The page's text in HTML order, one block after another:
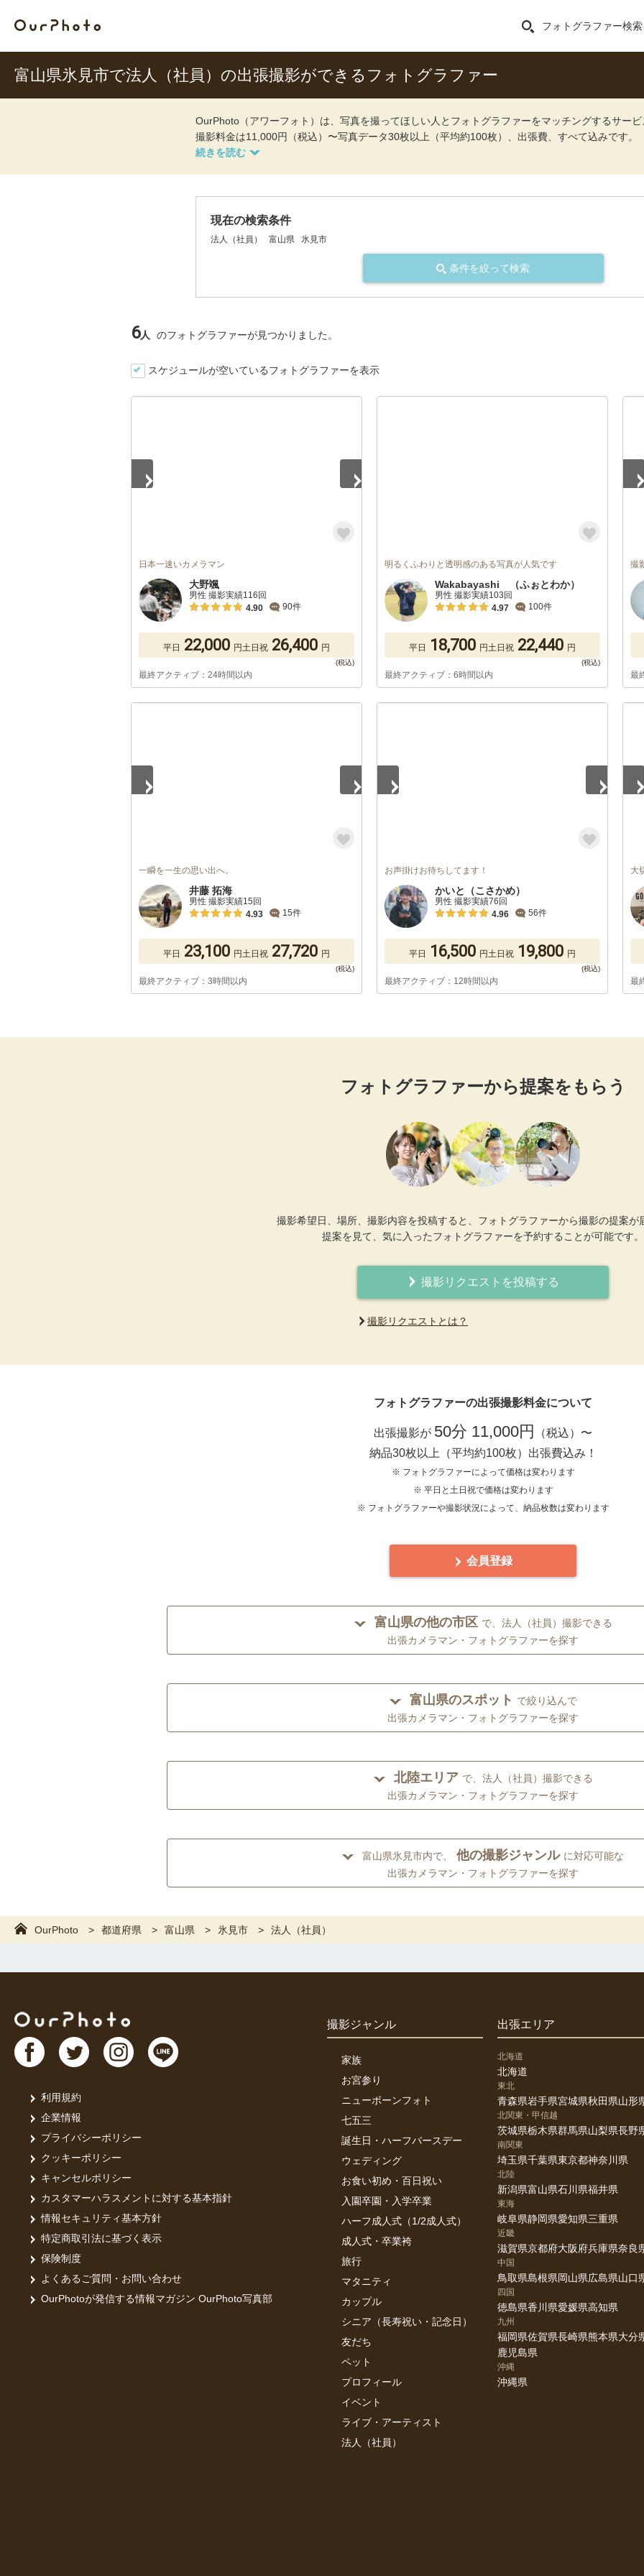
フォトグラファー検索
富山県氷見市で法人（社員）の出張撮影ができるフォトグラファー
OurPhoto（アワーフォト）は、写真を撮ってほしい人とフォトグラファーをマッチングするサービ
撮影料金は11,000円（税込）〜写真データ30枚以上（平均約100枚）、出張費、すべて込みです。
現在の検索条件
法人（社員） 富山県 氷見市
条件を絞って検索
6人 のフォトグラファーが見つかりました。
スケジュールが空いているフォトグラファーを表示
日本一速いカメラマン
大野颯
男性 撮影実績116回
4.90
90件
平日 22,000 円土日祝 26,400 円
最終アクティブ：24時間以内
明るくふわりと透明感のある写真が人気です
Wakabayashi （ふぉとわか）
男性 撮影実績103回
4.97
100件
平日 18,700 円土日祝 22,440 円
最終アクティブ：6時間以内
撮
最
一瞬を一生の思い出へ。
井藤 拓海
男性 撮影実績15回
4.93
15件
平日 23,100 円土日祝 27,720 円
最終アクティブ：3時間以内
お声掛けお待ちしてます！
かいと（こさかめ）
男性 撮影実績76回
4.96
56件
平日 16,500 円土日祝 19,800 円
最終アクティブ：12時間以内
大
最
フォトグラファーから提案をもらう
撮影希望日、場所、撮影内容を投稿すると、フォトグラファーから撮影の提案が
提案を見て、気に入ったフォトグラファーを予約することが可能です。
撮影リクエストを投稿する
撮影リクエストとは？
フォトグラファーの出張撮影料金について
出張撮影が 50分 11,000円
（税込）〜
納品30枚以上（平均約100枚）出張費込み！
※ フォトグラファーによって価格は変わります
※ 平日と土日祝で価格は変わります
※ フォトグラファーや撮影状況によって、納品枚数は変わります
会員登録
富山県の他の市区 で、法人（社員）撮影できる
出張カメラマン・フォトグラファーを探す
富山県のスポット で絞り込んで
出張カメラマン・フォトグラファーを探す
北陸エリア で、法人（社員）撮影できる
出張カメラマン・フォトグラファーを探す
富山県氷見市内で、 他の撮影ジャンル に対応可能な
出張カメラマン・フォトグラファーを探す
OurPhoto 都道府県 富山県 氷見市 法人（社員）
利用規約
企業情報
プライバシーポリシー
クッキーポリシー
キャンセルポリシー
カスタマーハラスメントに対する基本指針
情報セキュリティ基本方針
特定商取引法に基づく表示
保険制度
よくあるご質問・お問い合わせ
OurPhotoが発信する情報マガジン OurPhoto写真部
撮影ジャンル
家族
お宮参り
ニューボーンフォト
七五三
誕生日・ハーフバースデー
ウェディング
お食い初め・百日祝い
入園卒園・入学卒業
ハーフ成人式（1/2成人式）
成人式・卒業袴
旅行
マタニティ
カップル
シニア（長寿祝い・記念日）
友だち
ペット
プロフィール
イベント
ライブ・アーティスト
法人（社員）
出張エリア
北海道
北海道
東北
青森県岩手県宮城県秋田県山形
北関東・甲信越
茨城県栃木県群馬県山梨県長野
南関東
埼玉県千葉県東京都神奈川県
北陸
新潟県富山県石川県福井県
東海
岐阜県静岡県愛知県三重県
近畿
滋賀県京都府大阪府兵庫県奈良
中国
鳥取県島根県岡山県広島県山口
四国
徳島県香川県愛媛県高知県
九州
福岡県佐賀県長崎県熊本県大分
鹿児島県
沖縄
沖縄県